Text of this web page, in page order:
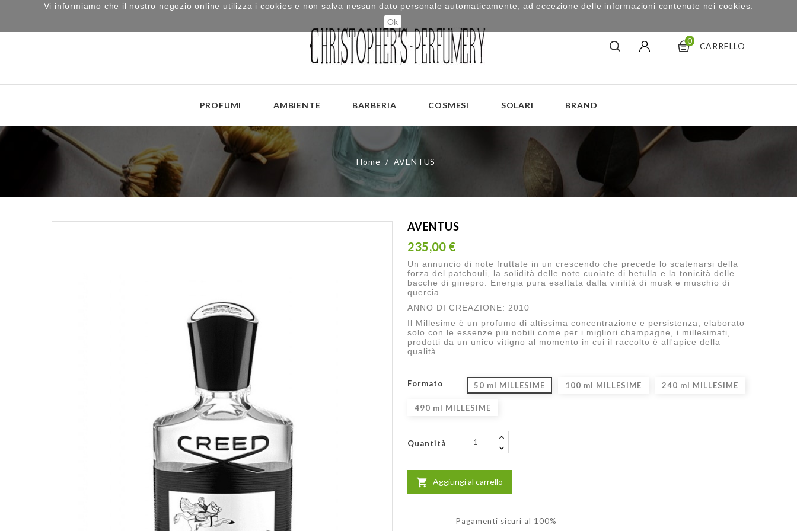
CARRELLO
0
PROFUMI AMBIENTE BARBERIA COSMESI SOLARI BRAND
Home AVENTUS
AVENTUS
235,00 €
Un annuncio di note fruttate in un crescendo che precede lo scatenarsi della
forza del patchouli, la solidità delle note cuoiate di betulla e la tonicità delle
bacche di ginepro. Energia pura esaltata dalla virilità di musk e muschio di
quercia.
ANNO DI CREAZIONE: 2010
Il Millesime è un profumo di altissima concentrazione e persistenza, elaborato
solo con le essenze più nobili come per i migliori champagne, i millesimati,
prodotti da un unico vitigno al momento in cui il raccolto è all'apice della
qualità.
Formato 50 ml MILLESIME 100 ml MILLESIME 240 ml MILLESIME
490 ml MILLESIME
Quantità
 Aggiungi al carrello
Pagamenti sicuri al 100%
Vi informiamo che il nostro negozio online utilizza i cookies e non salva nessun dato personale automaticamente, ad eccezione delle informazioni contenute nei cookies.
Ok